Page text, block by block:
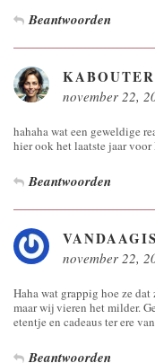
Beantwoorden
november 22,
hahaha wat een geweldige
hier ook het laatste jaar
Beantwoorden
november 22,
Haha wat grappig hoe ze
maar wij vieren het milder.
etentje en cadeaus ter ere
Beantwoorden